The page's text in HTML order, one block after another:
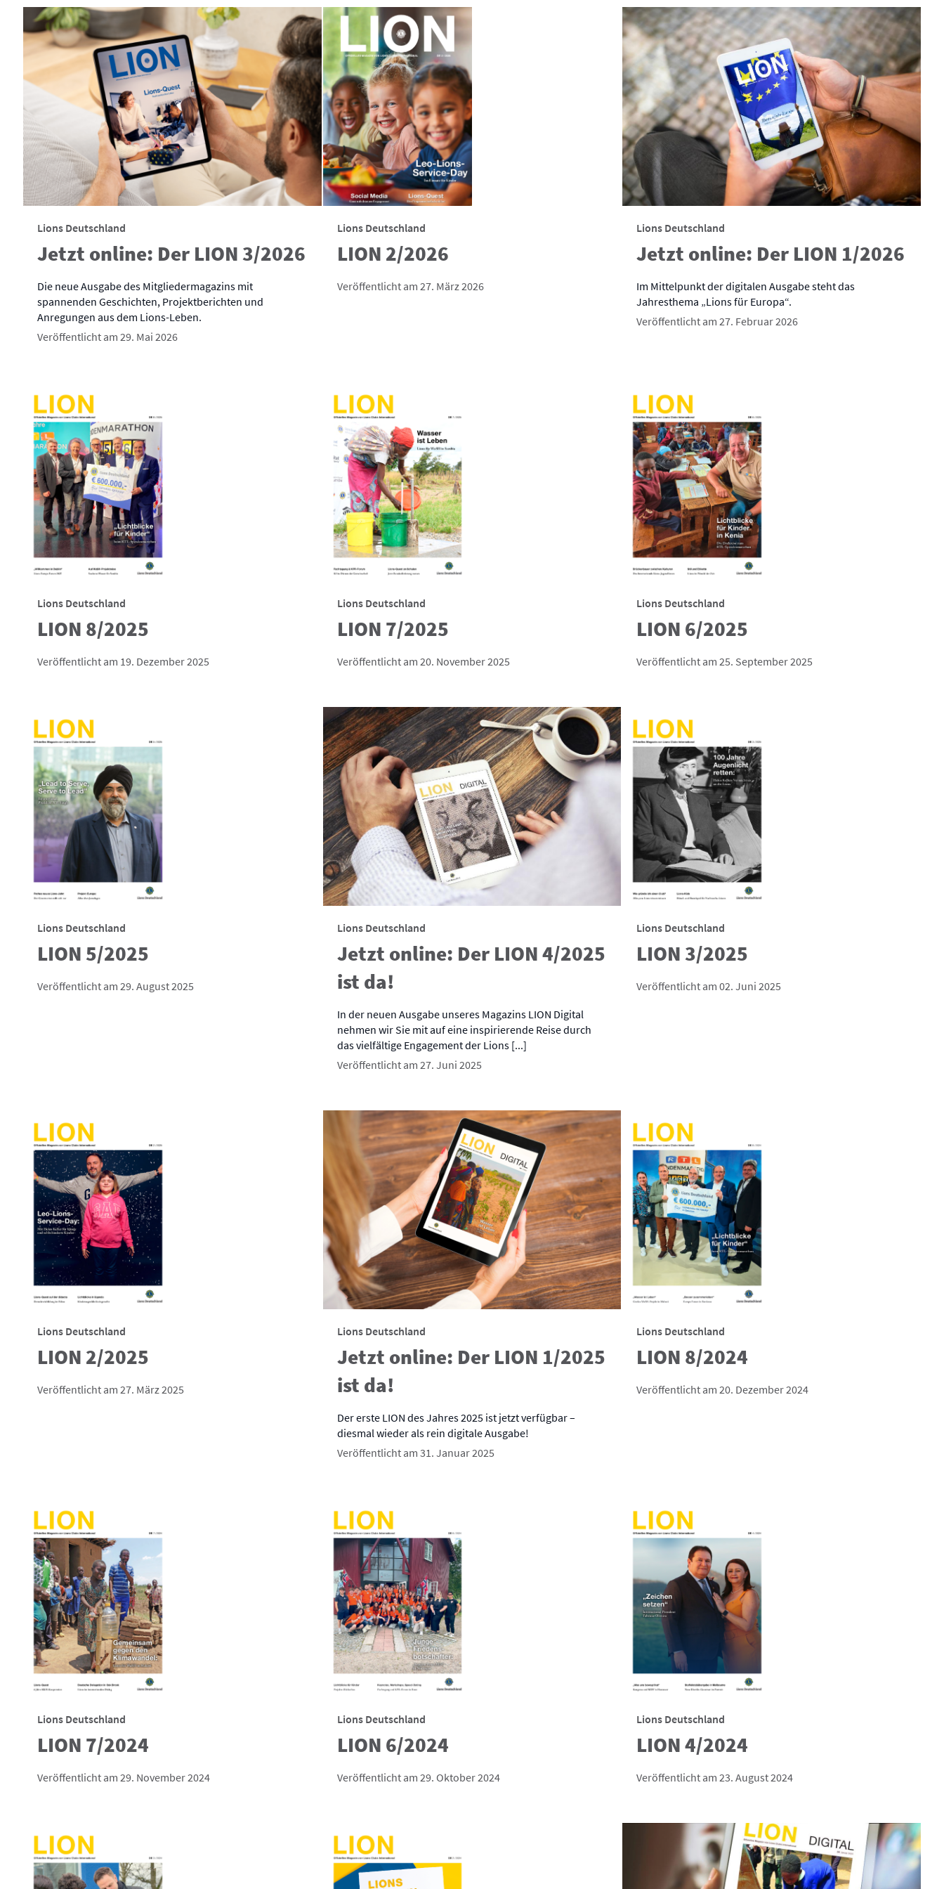
Lions Deutschland
Jetzt online: Der LION 3/2026
Die neue Ausgabe des Mitgliedermagazins mit
spannenden Geschichten, Projektberichten und
Anregungen aus dem Lions-Leben.
Veröffentlicht am 29. Mai 2026
Lions Deutschland
LION 2/2026
Veröffentlicht am 27. März 2026
Lions Deutschland
Jetzt online: Der LION 1/2026
Im Mittelpunkt der digitalen Ausgabe steht das
Jahresthema „Lions für Europa“.
Veröffentlicht am 27. Februar 2026
Lions Deutschland
LION 8/2025
Veröffentlicht am 19. Dezember 2025
Lions Deutschland
LION 7/2025
Veröffentlicht am 20. November 2025
Lions Deutschland
LION 6/2025
Veröffentlicht am 25. September 2025
Lions Deutschland
LION 5/2025
Veröffentlicht am 29. August 2025
Lions Deutschland
Jetzt online: Der LION 4/2025
ist da!
In der neuen Ausgabe unseres Magazins LION Digital
nehmen wir Sie mit auf eine inspirierende Reise durch
das vielfältige Engagement der Lions [...]
Veröffentlicht am 27. Juni 2025
Lions Deutschland
LION 3/2025
Veröffentlicht am 02. Juni 2025
Lions Deutschland
LION 2/2025
Veröffentlicht am 27. März 2025
Lions Deutschland
Jetzt online: Der LION 1/2025
ist da!
Der erste LION des Jahres 2025 ist jetzt verfügbar –
diesmal wieder als rein digitale Ausgabe!
Veröffentlicht am 31. Januar 2025
Lions Deutschland
LION 8/2024
Veröffentlicht am 20. Dezember 2024
Lions Deutschland
LION 7/2024
Veröffentlicht am 29. November 2024
Lions Deutschland
LION 6/2024
Veröffentlicht am 29. Oktober 2024
Lions Deutschland
LION 4/2024
Veröffentlicht am 23. August 2024